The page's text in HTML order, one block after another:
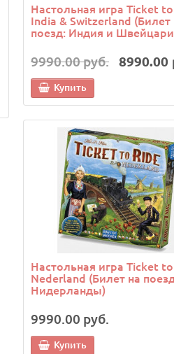
Настольная игра Ticket
India & Switzerland (Билет
поезд: Индия и
9990.00 руб. 8990.00
Купить
Настольная игра Ticket
Nederland (Билет на
Нидерланды)
9990.00 руб.
Купить